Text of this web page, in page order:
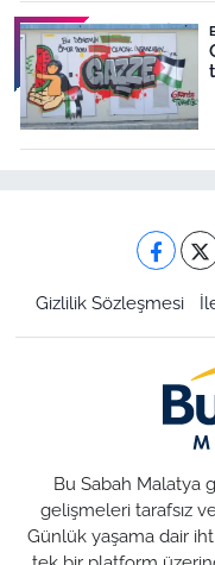
Gizlilik Sözleşmesi
Bu Sabah Malatya
gelişmeleri tarafsız ve
Günlük yaşama dair